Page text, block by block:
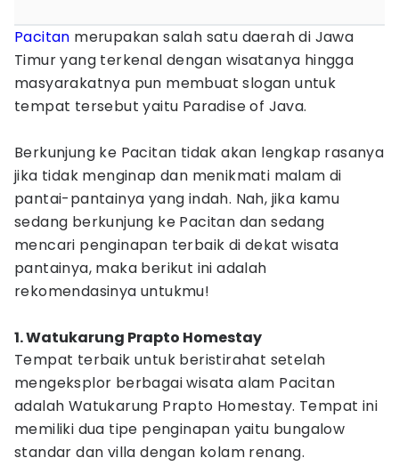
Pacitan merupakan salah satu daerah di Jawa
Timur yang terkenal dengan wisatanya hingga
masyarakatnya pun membuat slogan untuk
tempat tersebut yaitu Paradise of Java.
Berkunjung ke Pacitan tidak akan lengkap rasanya
jika tidak menginap dan menikmati malam di
pantai-pantainya yang indah. Nah, jika kamu
sedang berkunjung ke Pacitan dan sedang
mencari penginapan terbaik di dekat wisata
pantainya, maka berikut ini adalah
rekomendasinya untukmu!
1. Watukarung Prapto Homestay
Tempat terbaik untuk beristirahat setelah
mengeksplor berbagai wisata alam Pacitan
adalah Watukarung Prapto Homestay. Tempat ini
memiliki dua tipe penginapan yaitu bungalow
standar dan villa dengan kolam renang.